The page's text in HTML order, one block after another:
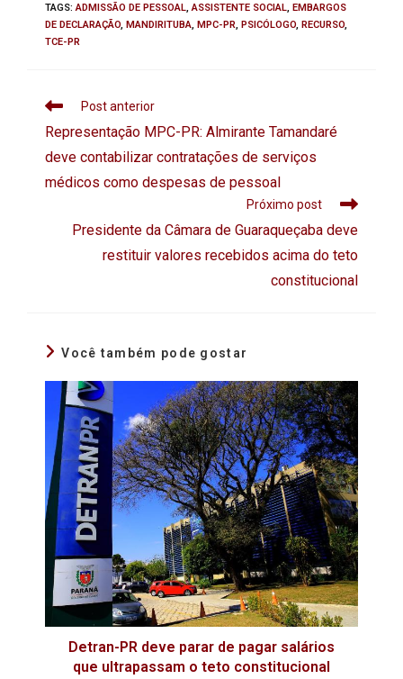
TAGS:ADMISSÃO DE PESSOAL, ASSISTENTE SOCIAL, EMBARGOS
DE DECLARAÇÃO, MANDIRITUBA, MPC-PR, PSICÓLOGO, RECURSO,
TCE-PR
Post anterior
Representação MPC-PR: Almirante Tamandaré
deve contabilizar contratações de serviços
médicos como despesas de pessoal
Próximo post
Presidente da Câmara de Guaraqueçaba deve
restituir valores recebidos acima do teto
constitucional
Você também pode gostar
Detran-PR deve parar de pagar salários
que ultrapassam o teto constitucional